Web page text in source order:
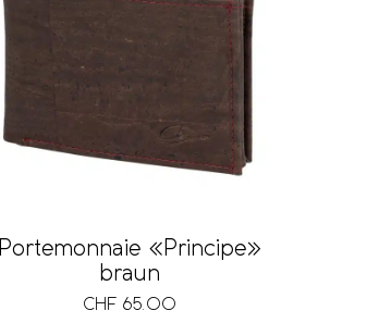
Portemonnaie «Principe»
braun
CHF 65.00